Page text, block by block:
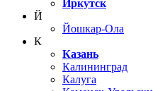
Иркутск
Й
Йошкар-Ола
К
Казань
Калининград
Калуга